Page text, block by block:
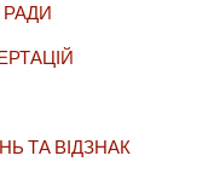
РАДИ
ТА ВІДЗНАК